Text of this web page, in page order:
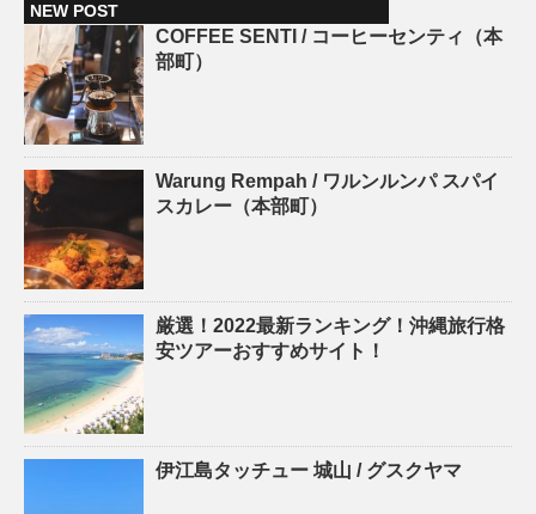
NEW POST
COFFEE SENTI / コーヒーセンティ（本
部町）
Warung Rempah / ワルンルンパ スパイ
スカレー（本部町）
厳選！2022最新ランキング！沖縄旅行格
安ツアーおすすめサイト！
伊江島タッチュー 城山 / グスクヤマ